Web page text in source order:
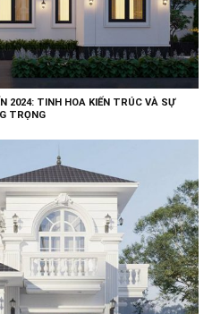
2024: TINH HOA KIẾN TRÚC VÀ SỰ
TRỌNG